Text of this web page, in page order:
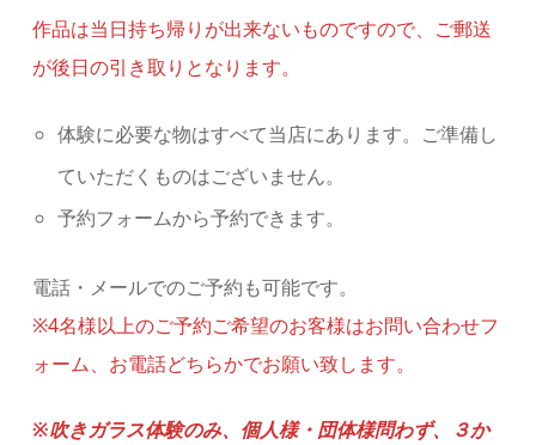
作品は当日持ち帰りが出来ないものですので、ご郵送
が後日の引き取りとなります。
体験に必要な物はすべて当店にあります。ご準備し
ていただくものはございません。
予約フォームから予約できます。
電話・メールでのご予約も可能です。
※4名様以上のご予約ご希望のお客様はお問い合わせフ
ォーム、お電話どちらかでお願い致します。
※吹きガラス体験のみ、個人様・団体様問わず、３か